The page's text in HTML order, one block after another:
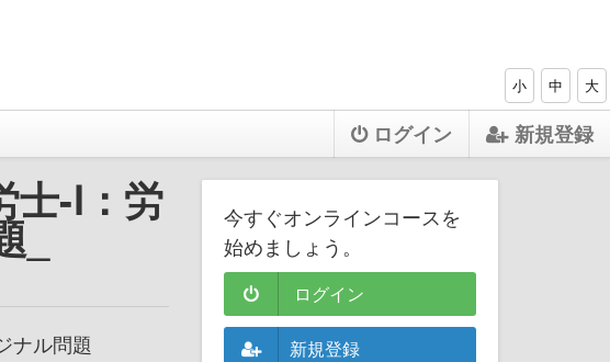
小 中 大
ログイン 新規登録
士-Ⅰ：労
_
ナル問題
今すぐオンラインコースを
始めましょう。
ログイン
新規登録